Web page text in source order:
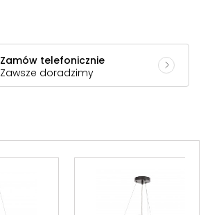
Zamów telefonicznie
Zawsze doradzimy